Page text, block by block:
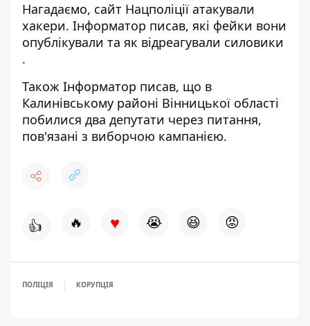
Нагадаємо, сайт Нацполіції атакували
хакери. Інформатор писав, які фейки вони
опублікували та як відреагували силовики
.
Також Інформатор писав, що в
Калинівському районі Вінницької області
побилися два депутати через питання,
пов'язані з виборчою кампанією.
👍 🔥 ♥ 😭 😆 😡
ПОЛІЦІЯ КОРУПЦІЯ